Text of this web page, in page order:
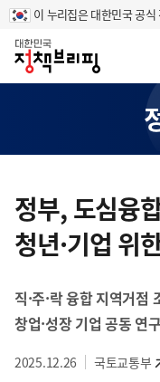
이 누리집은 대한민국 공
홈
텐
츠
영
정부, 도심융
청년·기업 위
직·주·락 융합 지역거
창업·성장 기업 공동 연
2025.12.26 국토교통부